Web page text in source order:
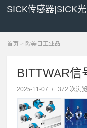
SICK传感器|SICK
首页 > 欧美日工业品
BITTWAR信
2025-11-07 / 372 次浏览